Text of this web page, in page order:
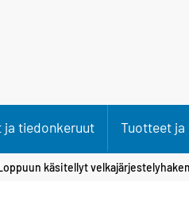
ja tiedonkeruut Tuotteet ja
käsitellyt